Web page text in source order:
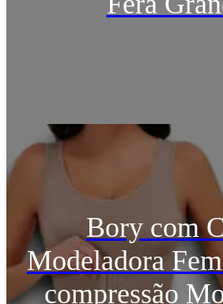
Bory com
Modeladora
compressão